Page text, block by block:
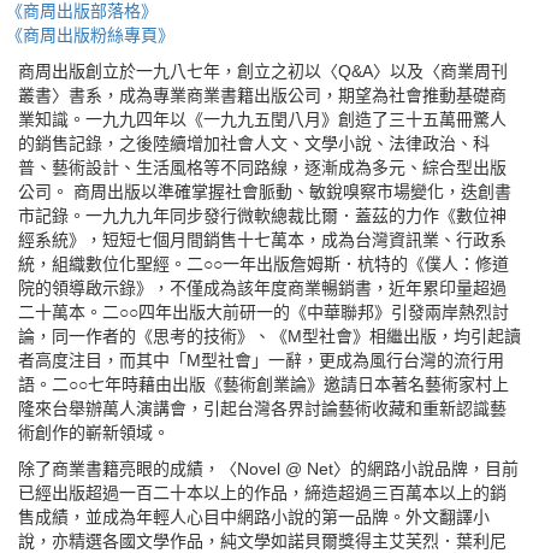
《商周出版部落格》
《商周出版粉絲專頁》
商周出版創立於一九八七年，創立之初以〈Q&A〉以及〈商業周刊
叢書〉書系，成為專業商業書籍出版公司，期望為社會推動基礎商
業知識。一九九四年以《一九九五閏八月》創造了三十五萬冊驚人
的銷售記錄，之後陸續增加社會人文、文學小說、法律政治、科
普、藝術設計、生活風格等不同路線，逐漸成為多元、綜合型出版
公司。 商周出版以準確掌握社會脈動、敏銳嗅察市場變化，迭創書
市記錄。一九九九年同步發行微軟總裁比爾．蓋茲的力作《數位神
經系統》，短短七個月間銷售十七萬本，成為台灣資訊業、行政系
統，組織數位化聖經。二○○一年出版詹姆斯．杭特的《僕人：修道
院的領導啟示錄》，不僅成為該年度商業暢銷書，近年累印量超過
二十萬本。二○○四年出版大前研一的《中華聯邦》引發兩岸熱烈討
論，同一作者的《思考的技術》、《M型社會》相繼出版，均引起讀
者高度注目，而其中「M型社會」一辭，更成為風行台灣的流行用
語。二○○七年時藉由出版《藝術創業論》邀請日本著名藝術家村上
隆來台舉辦萬人演講會，引起台灣各界討論藝術收藏和重新認識藝
術創作的嶄新領域。
除了商業書籍亮眼的成績，〈Novel @ Net〉的網路小說品牌，目前
已經出版超過一百二十本以上的作品，締造超過三百萬本以上的銷
售成績，並成為年輕人心目中網路小說的第一品牌。外文翻譯小
說，亦精選各國文學作品，純文學如諾貝爾獎得主艾芙烈．葉利尼